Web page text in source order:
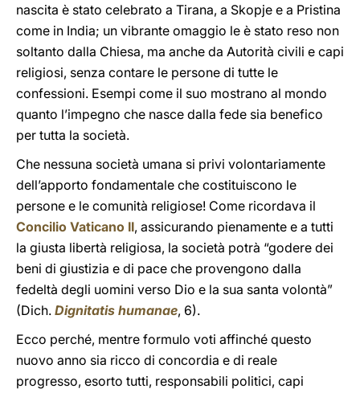
nascita è stato celebrato a Tirana, a Skopje e a Pristina
come in India; un vibrante omaggio le è stato reso non
soltanto dalla Chiesa, ma anche da Autorità civili e capi
religiosi, senza contare le persone di tutte le
confessioni. Esempi come il suo mostrano al mondo
quanto l’impegno che nasce dalla fede sia benefico
per tutta la società.
Che nessuna società umana si privi volontariamente
dell’apporto fondamentale che costituiscono le
persone e le comunità religiose! Come ricordava il
Concilio Vaticano II, assicurando pienamente e a tutti
la giusta libertà religiosa, la società potrà “godere dei
beni di giustizia e di pace che provengono dalla
fedeltà degli uomini verso Dio e la sua santa volontà”
(Dich. Dignitatis humanae, 6).
Ecco perché, mentre formulo voti affinché questo
nuovo anno sia ricco di concordia e di reale
progresso, esorto tutti, responsabili politici, capi